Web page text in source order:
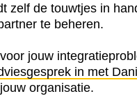
zelf de touwtjes in
te beheren.
jouw
in met
organisatie.